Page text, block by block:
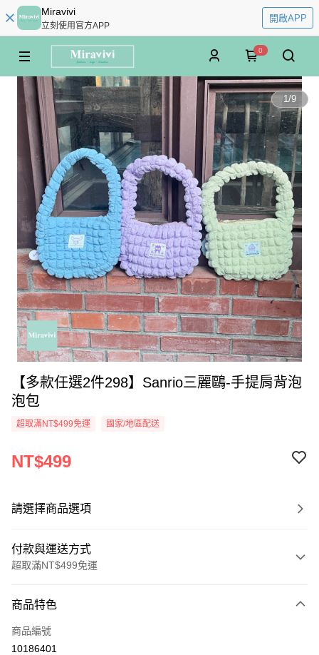
Miravivi
立刻使用官方APP
開啟APP
0
1/9
【多款任選2件298】Sanrio三麗鷗-手提肩背泡
泡包
超取滿NT$499免運 國家/地區配送
NT$499
請選擇商品選項
付款與運送方式
超取滿NT$499免運
信用卡一次付款
超商取貨付款
商品特色
商品編號
10186401